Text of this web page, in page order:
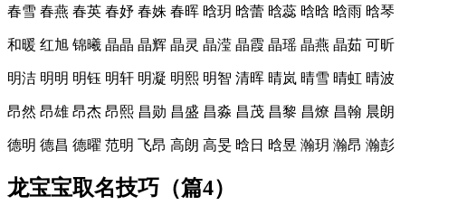
春雪 春燕 春英 春妤 春姝 春晖 晗玥 晗蕾 晗蕊 晗晗 晗雨 晗琴
和暖 红旭 锦曦 晶晶 晶辉 晶灵 晶滢 晶霞 晶瑶 晶燕 晶茹 可昕
明洁 明明 明钰 明轩 明凝 明熙 明智 清晖 晴岚 晴雪 晴虹 晴波
昂然 昂雄 昂杰 昂熙 昌勋 昌盛 昌淼 昌茂 昌黎 昌燎 昌翰 晨朗
德明 德昌 德曜 范明 飞昂 高朗 高旻 晗日 晗昱 瀚玥 瀚昂 瀚彭
龙宝宝取名技巧（篇4）